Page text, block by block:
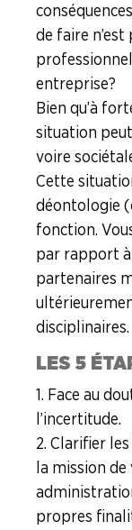
de faire
entreprise ?
Bien qu’à
situation
voire
Cette
déontologie
fonction.
par rapport
partenaires
disciplinaires.
LES 5
1. Face au
l’incertitude.
2. Clarifier
la mission
propres